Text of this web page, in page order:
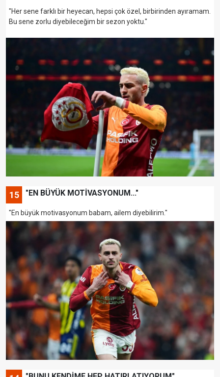
"Her sene farklı bir heyecan, hepsi çok özel, birbirinden ayıramam.
Bu sene zorlu diyebileceğim bir sezon yoktu."
15 "EN BÜYÜK MOTİVASYONUM..."
"En büyük motivasyonum babam, ailem diyebilirim."